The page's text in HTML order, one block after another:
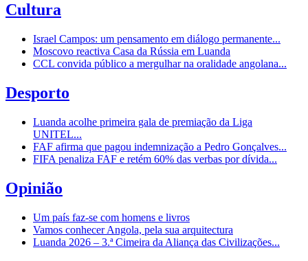
Cultura
Israel Campos: um pensamento em diálogo permanente...
Moscovo reactiva Casa da Rússia em Luanda
CCL convida público a mergulhar na oralidade angolana...
Desporto
Luanda acolhe primeira gala de premiação da Liga
UNITEL...
FAF afirma que pagou indemnização a Pedro Gonçalves...
FIFA penaliza FAF e retém 60% das verbas por dívida...
Opinião
Um país faz-se com homens e livros
Vamos conhecer Angola, pela sua arquitectura
Luanda 2026 – 3.ª Cimeira da Aliança das Civilizações...